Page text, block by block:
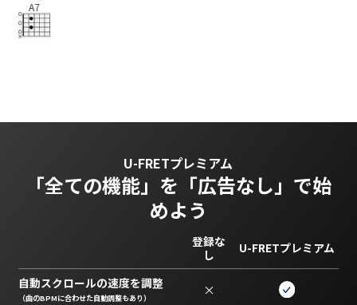
A7
U-FRETプレミアム
「全ての機能」を 「広告なし」で始
めよう
登録な
し
U-FRETプレミアム
自動スクロールの速度を調整
（曲のBPMに合わせた自動調整もあり） ×